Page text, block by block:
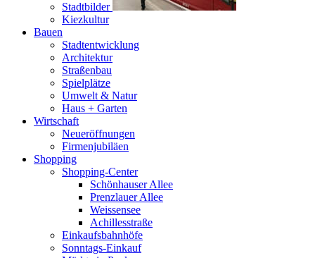
Stadtbilder
Kiezkultur
Bauen
Stadtentwicklung
Architektur
Straßenbau
Spielplätze
Umwelt & Natur
Haus + Garten
Wirtschaft
Neueröffnungen
Firmenjubiläen
Shopping
Shopping-Center
Schönhauser Allee
Prenzlauer Allee
Weissensee
Achillesstraße
Einkaufsbahnhöfe
Sonntags-Einkauf